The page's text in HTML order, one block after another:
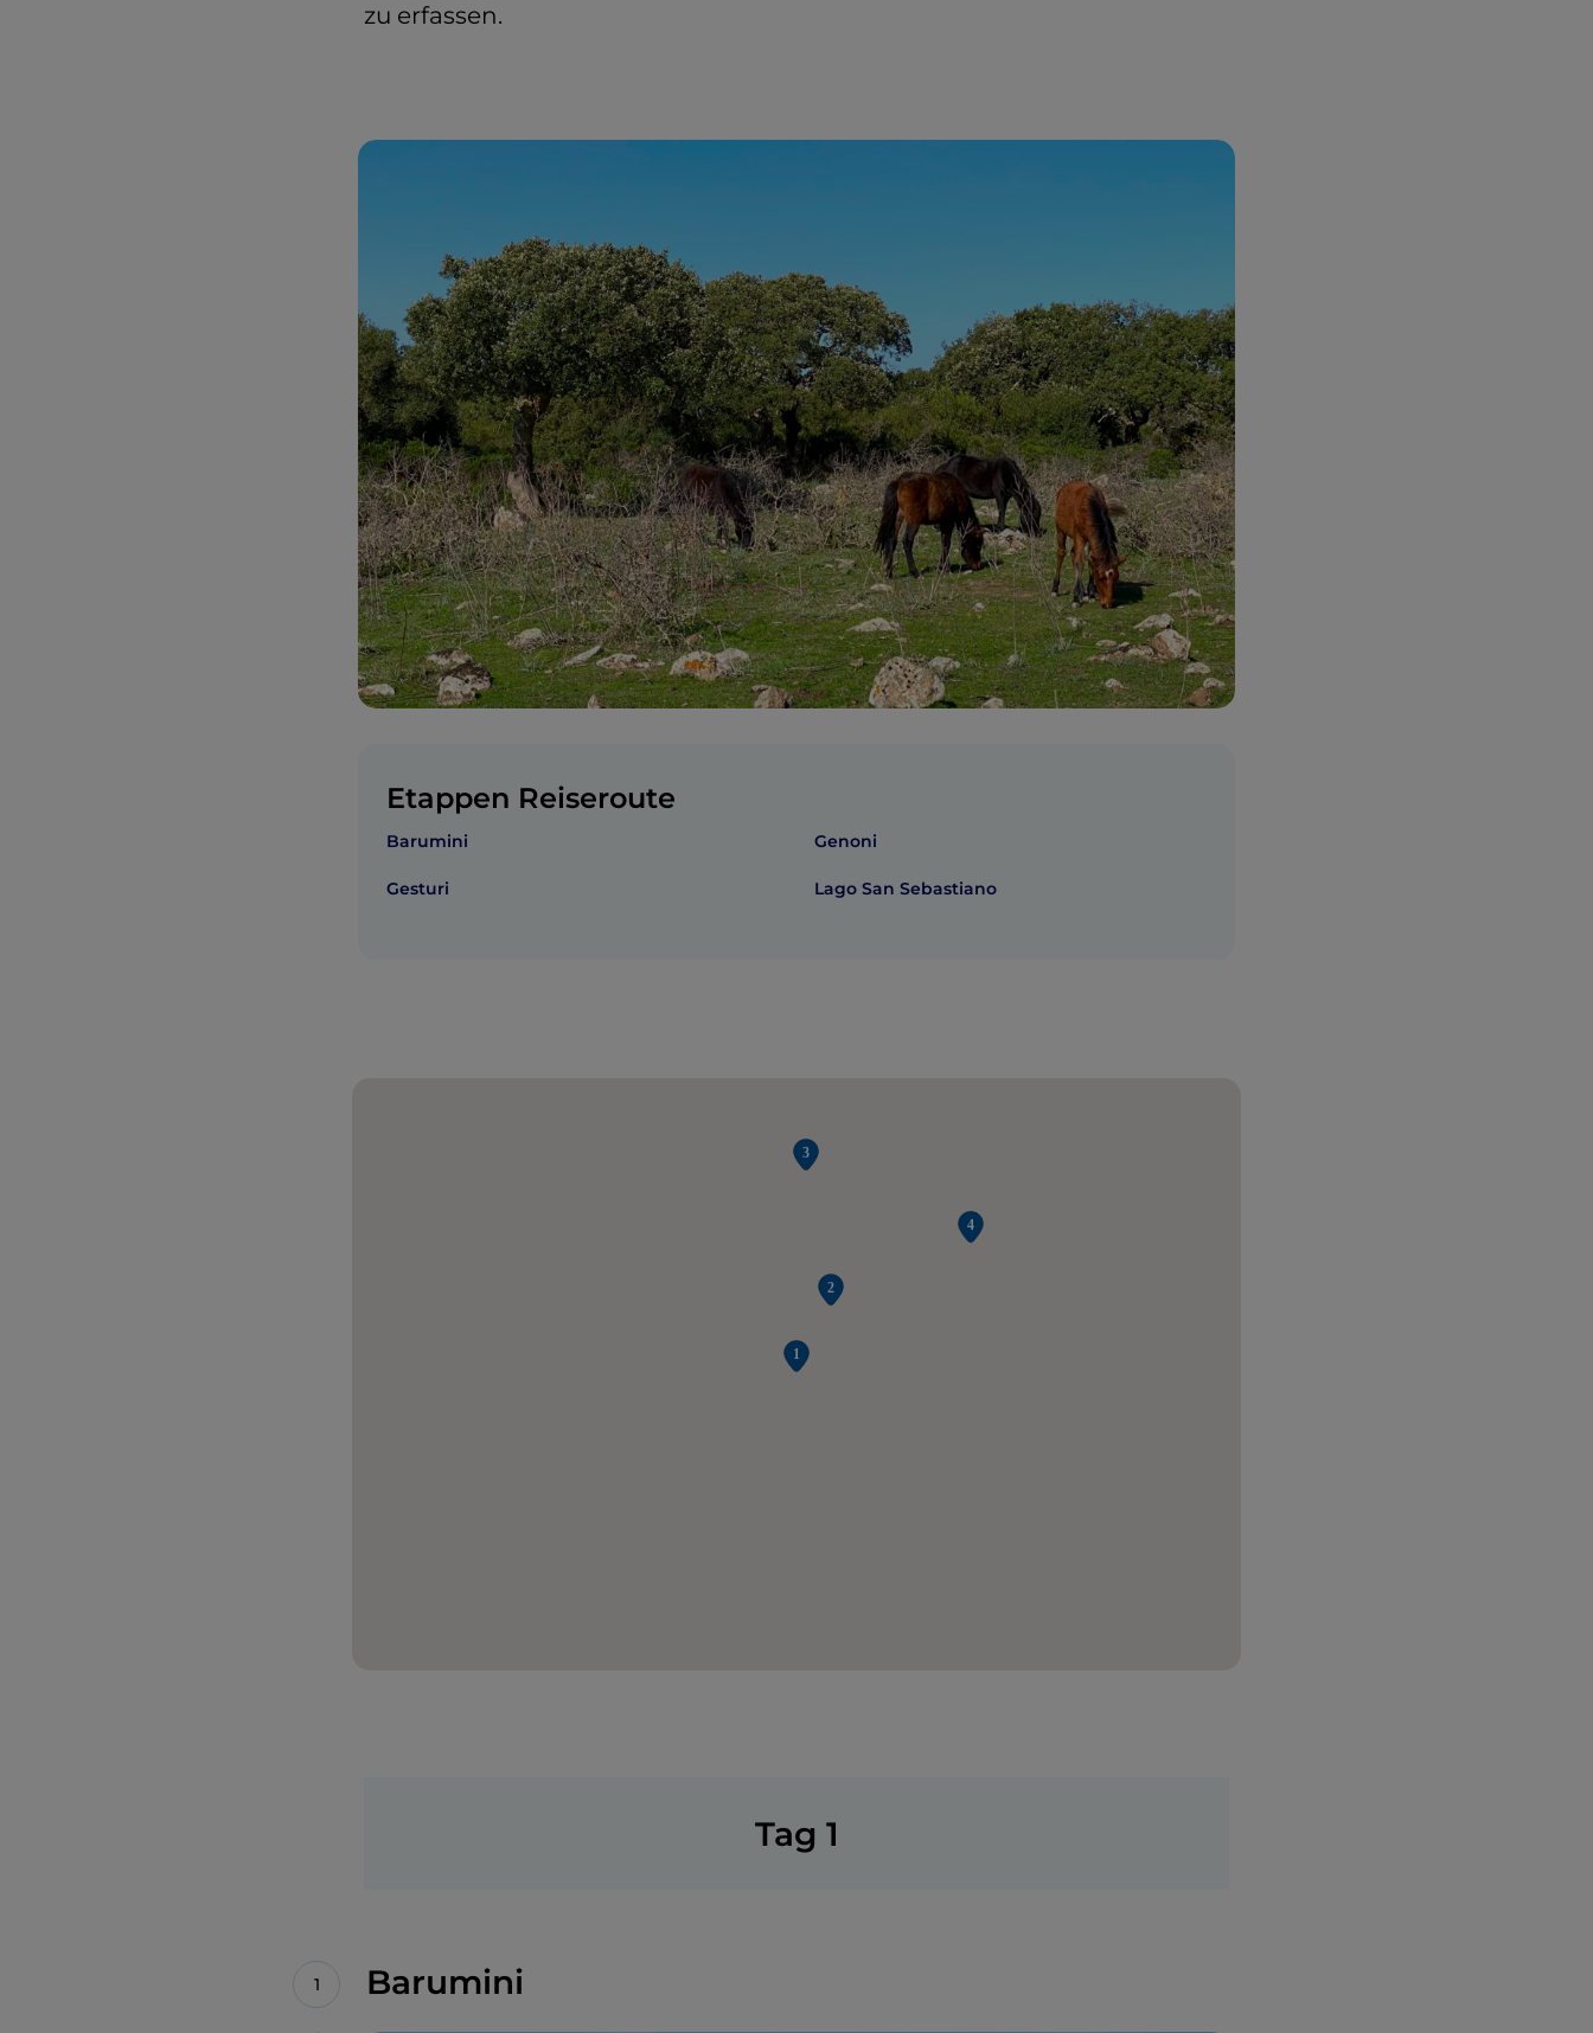
zu erfassen.
Etappen Reiseroute
Barumini
Gesturi
Genoni
Lago San Sebastiano
Tag 1
Barumini